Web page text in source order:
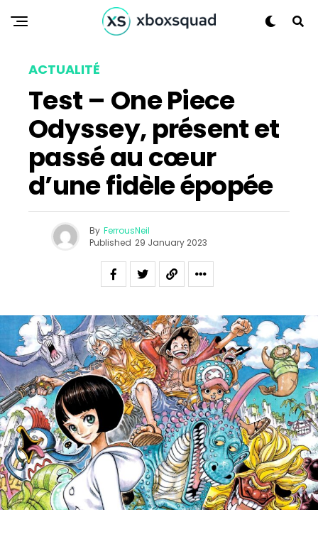
ACTUALITÉ
Test – One Piece
Odyssey, présent et
passé au cœur
d’une fidèle épopée
By FerrousNeil
Published 29 January 2023